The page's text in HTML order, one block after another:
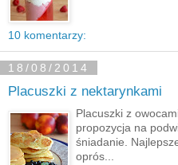
10 komentarzy:
18/08/2014
Placuszki z nektarynkami
Placuszki z
propozycja na
śniadanie.
oprós...